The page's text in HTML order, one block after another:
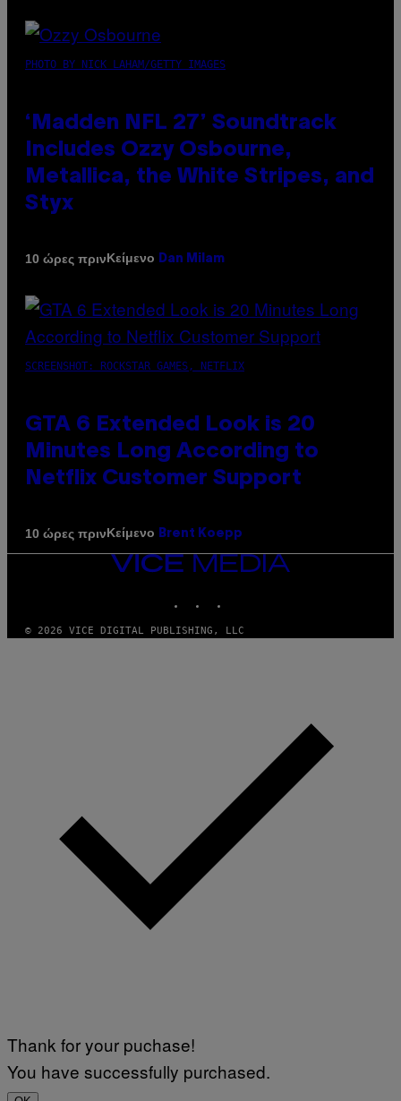
PHOTO BY NICK LAHAM/GETTY IMAGES
‘Madden NFL 27’ Soundtrack
Includes Ozzy Osbourne,
Metallica, the White Stripes, and
Styx
10 ώρες πρινΚείμενο Dan Milam
SCREENSHOT: ROCKSTAR GAMES, NETFLIX
GTA 6 Extended Look is 20
Minutes Long According to
Netflix Customer Support
10 ώρες πρινΚείμενο Brent Koepp
VICE
© 2026 VICE DIGITAL PUBLISHING, LLC
Thank for your puchase!
You have successfully purchased.